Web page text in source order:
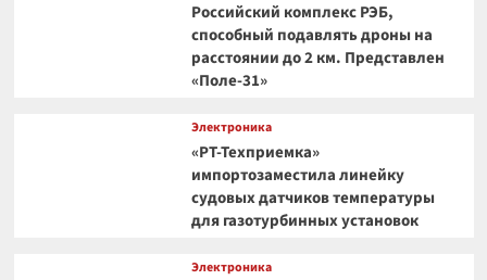
Российский комплекс РЭБ,
способный подавлять дроны на
расстоянии до 2 км. Представлен
«Поле-31»
Электроника
«РТ-Техприемка»
импортозаместила линейку
судовых датчиков температуры
для газотурбинных установок
Электроника